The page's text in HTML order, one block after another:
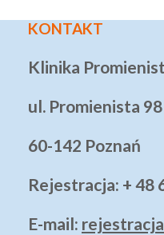
KONTAKT
Klinika
ul. Promienista 98
60-142 Poznań
Rejestracja: + 48
E-mail: